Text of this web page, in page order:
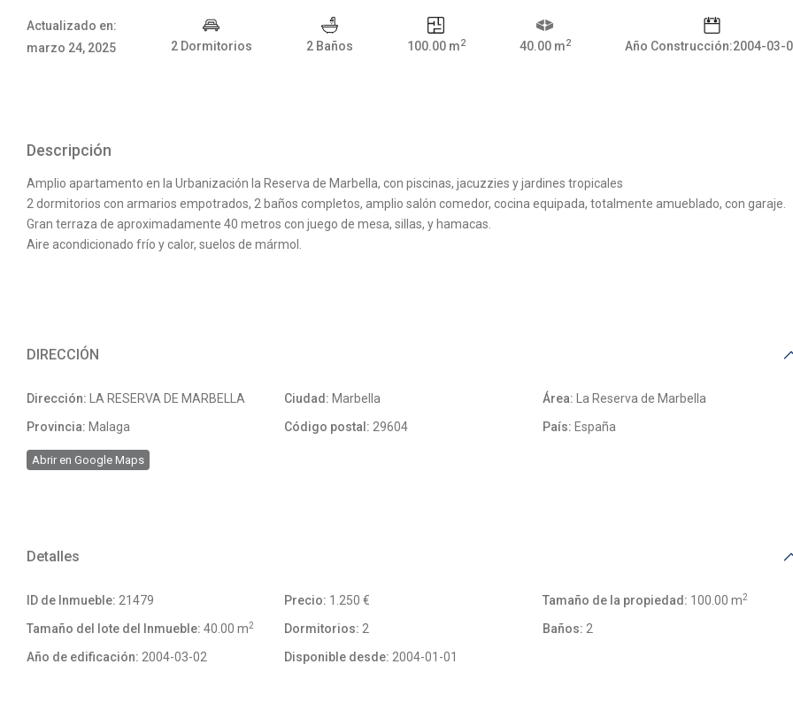
Actualizado en:
marzo 24, 2025
2 Dormitorios 2 Baños 100.00 m2 40.00 m2 Año Construcción:2004-03-
Descripción
Amplio apartamento en la Urbanización la Reserva de Marbella, con piscinas, jacuzzies y jardines tropicales
2 dormitorios con armarios empotrados, 2 baños completos, amplio salón comedor, cocina equipada, totalmente amueblado, con garaje.
Gran terraza de aproximadamente 40 metros con juego de mesa, sillas, y hamacas.
Aire acondicionado frío y calor, suelos de mármol.
DIRECCIÓN
Dirección: LA RESERVA DE MARBELLA Ciudad: Marbella Área: La Reserva de Marbella
Provincia: Malaga Código postal: 29604 País: España
Abrir en Google Maps
Detalles
ID de Inmueble: 21479 Precio: 1.250 € Tamaño de la propiedad: 100.00 m2
Tamaño del lote del Inmueble: 40.00 m2 Dormitorios: 2 Baños: 2
Año de edificación: 2004-03-02 Disponible desde: 2004-01-01